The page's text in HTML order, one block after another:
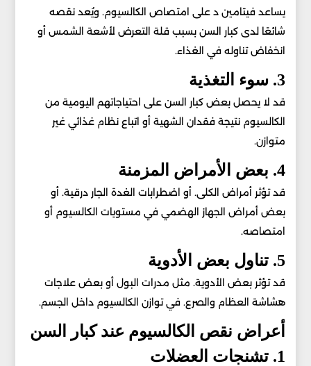
يساعد فيتامين د على امتصاص الكالسيوم. ويُعد نقصه
شائعًا لدى كبار السن بسبب قلة التعرض لأشعة الشمس أو
انخفاض تناوله في الغذاء.
3. سوء التغذية
قد لا يحصل بعض كبار السن على احتياجاتهم اليومية من
الكالسيوم نتيجة فقدان الشهية أو اتباع نظام غذائي غير
متوازن.
4. بعض الأمراض المزمنة
قد تؤثر أمراض الكلى. أو اضطرابات الغدة الجار درقية. أو
بعض أمراض الجهاز الهضمي في مستويات الكالسيوم أو
امتصاصه.
5. تناول بعض الأدوية
قد تؤثر بعض الأدوية. مثل مدرات البول أو بعض علاجات
هشاشة العظام والصرع. في توازن الكالسيوم داخل الجسم.
أعراض نقص الكالسيوم عند كبار السن
1. تشنجات العضلات